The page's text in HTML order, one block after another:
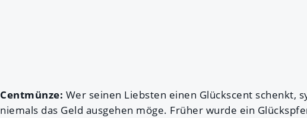
Centmünze: Wer seinen Liebsten einen Glückscent schenkt,
niemals das Geld ausgehen möge. Früher wurde ein